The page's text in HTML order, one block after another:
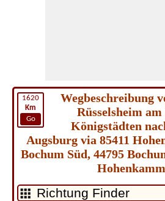
1620
Km
Go
Wegbeschreibung
Rüsselsheim
Königstädten
Augsburg via 85411
Bochum Süd, 44795